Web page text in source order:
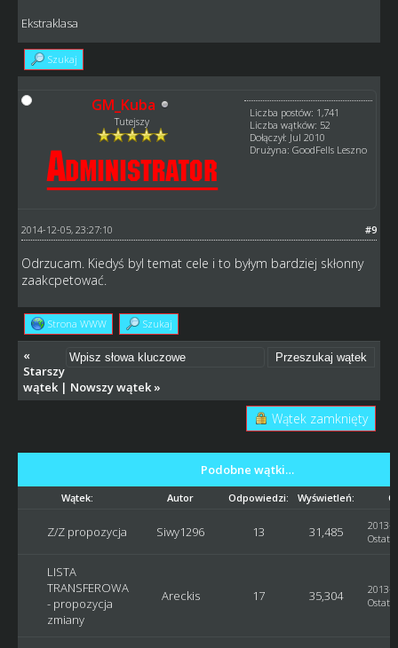
Ekstraklasa
Szukaj
GM_Kuba
Tutejszy
Liczba postów: 1,741
Liczba wątków: 52
Dołączył: Jul 2010
Drużyna: GoodFells Leszno
#9
2014-12-05, 23:27:10
Odrzucam. Kiedyś byl temat cele i to byłym bardziej skłonny
zaakcpetować.
Strona WWW Szukaj
«
Starszy
wątek| Nowszy wątek»
Wątek zamknięty
Podobne wątki…
Wątek: Autor Odpowiedzi: Wyświetleń:
Z/Z propozycja Siwy1296 13 31,485
2013-
LISTA
TRANSFEROWA
- propozycja
zmiany
Areckis 17 35,304
2013-